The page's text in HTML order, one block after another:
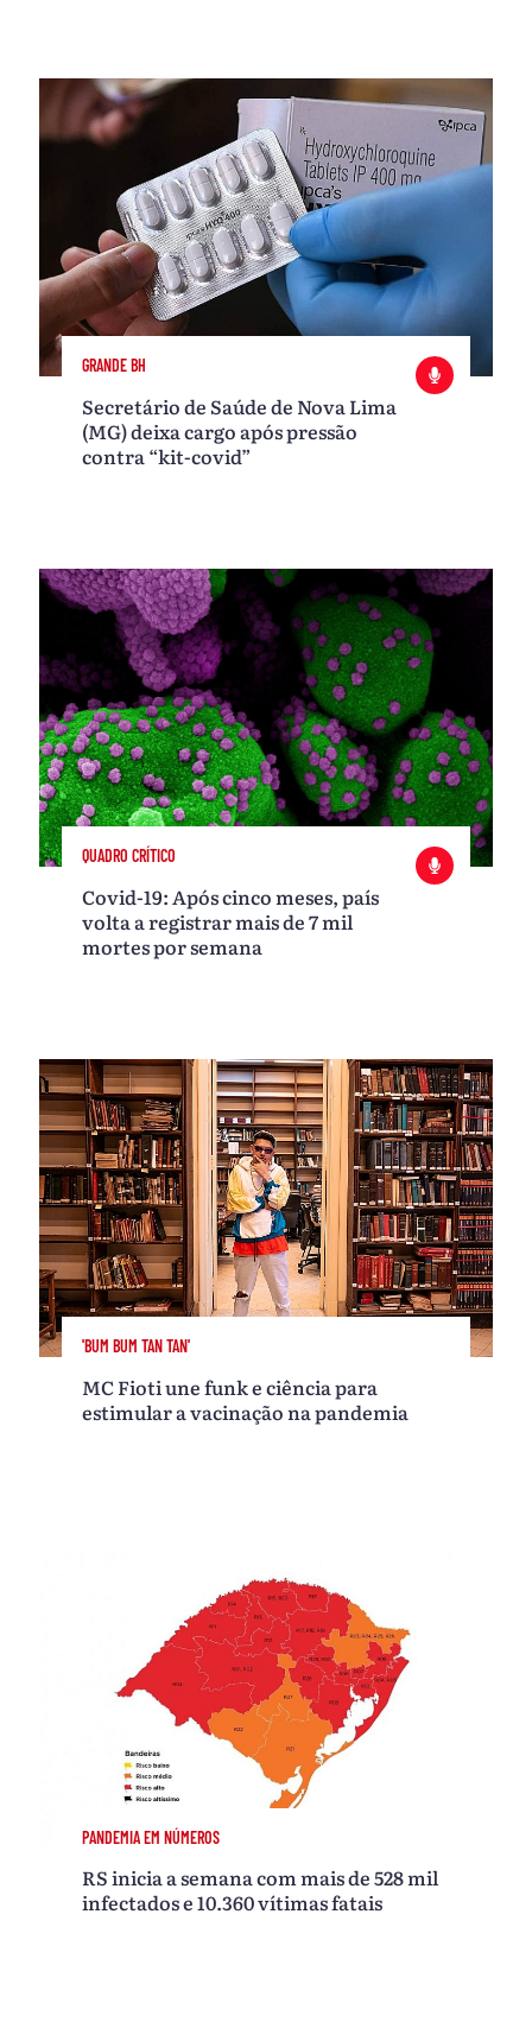
GRANDE BH
Secretário de Saúde de Nova Lima
(MG) deixa cargo após pressão
contra “kit-covid”
QUADRO CRÍTICO
Covid-19: Após cinco meses, país
volta a registrar mais de 7 mil
mortes por semana
'BUM BUM TAN TAN'
MC Fioti une funk e ciência para
estimular a vacinação na pandemia
PANDEMIA EM NÚMEROS
RS inicia a semana com mais de 528 mil
infectados e 10.360 vítimas fatais